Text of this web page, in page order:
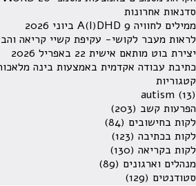
סדנאות אחרונות
ממילים לחוויה A(I)DHD 9 ביוני 2026
לראות מעבר לקושי- עקיפת קשיי קריאה
יצירת בוט מותאם אישית 22 באפריל 2026
כתיבת עבודה אקדמית באמצעות בינה
קטגוריות
autism (13)
הפרעות קשב (203)
לקות בחישובים (84)
לקות בכתיבה (123)
לקות בקריאה (130)
מנהלים וארגונים (89)
סטודנטים (129)